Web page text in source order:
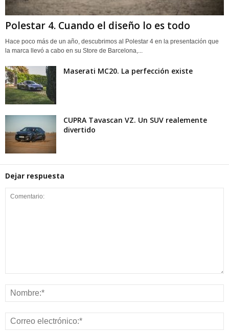
Polestar 4. Cuando el diseño lo es todo
Hace poco más de un año, descubrimos al Polestar 4 en la presentación que
la marca llevó a cabo en su Store de Barcelona,...
Maserati MC20. La perfección existe
CUPRA Tavascan VZ. Un SUV realemente
divertido
Dejar respuesta